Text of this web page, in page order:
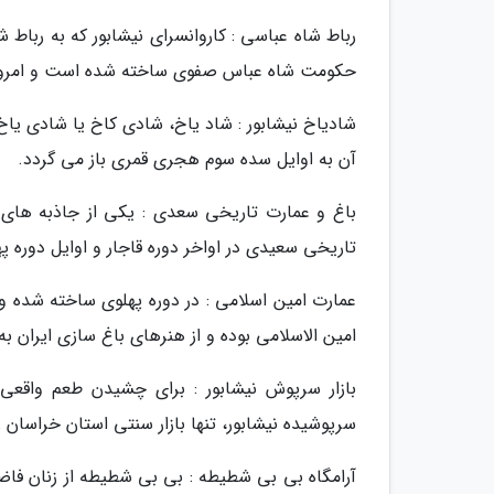
رباط شاه عباسی : کاروانسرای نیشابور که به
حکومت شاه عباس صفوی ساخته شده است و
شادیاخ نیشابور : شاد یاخ، شادی کاخ یا شادی
آن به اوایل سده سوم هجری قمری باز می گردد.
باغ و عمارت تاریخی سعدی : یکی از جاذبه
تاریخی سعیدی در اواخر دوره قاجار و اوایل
عمارت امین اسلامی : در دوره پهلوی ساخته
امین الاسلامی بوده و از هنرهای باغ سازی ایران
بازار سرپوش نیشابور : برای چشیدن طعم
سرپوشیده نیشابور، تنها بازار سنتی استان
آرامگاه بی بی شطیطه : بی بی شطیطه از زنان